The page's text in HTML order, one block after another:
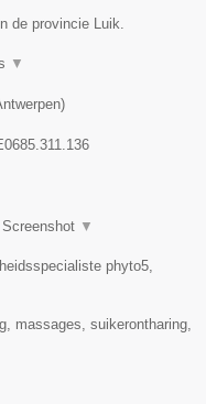
de provincie Luik.
▼
)
Screenshot ▼
phyto5,
massages, suikerontharing,